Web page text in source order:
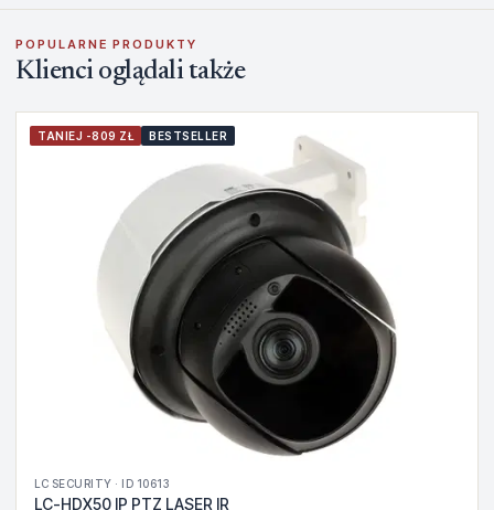
POPULARNE PRODUKTY
Klienci oglądali także
TANIEJ -809 ZŁ BESTSELLER
LC SECURITY · ID 10613
LC-HDX50 IP PTZ LASER IR